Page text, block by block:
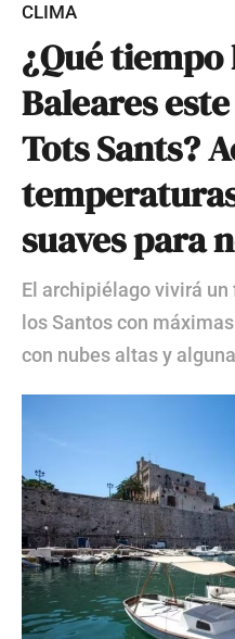
CLIMA
¿Qué tiempo
Baleares
Tots Sants?
suaves para
El archipiélago vivirá
los Santos con
con nubes altas y